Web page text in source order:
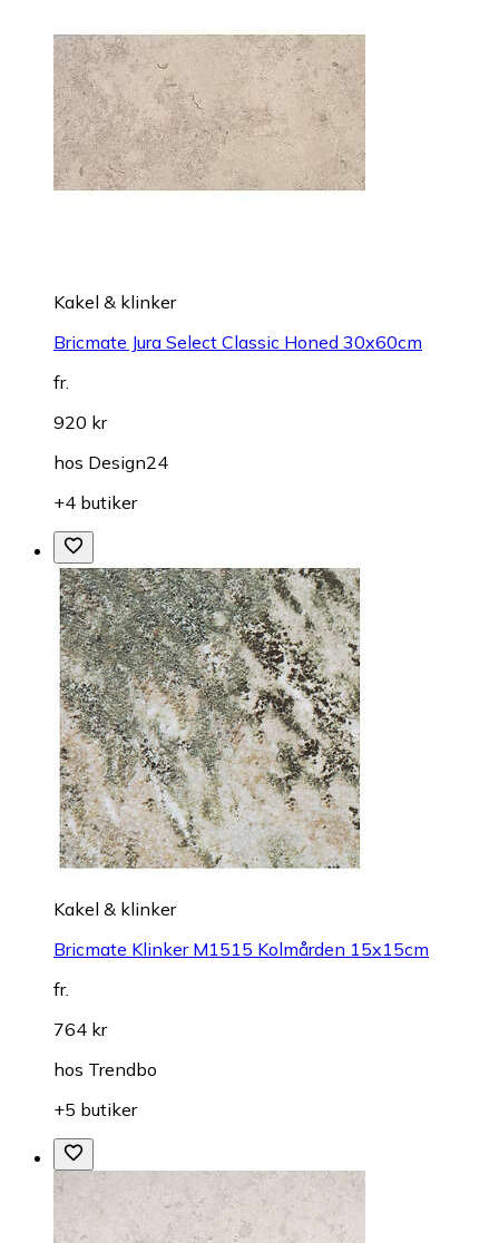
Kakel & klinker
Bricmate Jura Select Classic Honed 30x60cm
fr.
920 kr
hos Design24
+4 butiker
Kakel & klinker
Bricmate Klinker M1515 Kolmården 15x15cm
fr.
764 kr
hos Trendbo
+5 butiker